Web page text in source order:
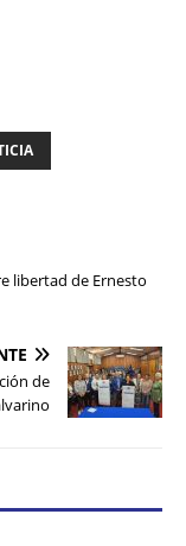
libertad de Ernesto
de